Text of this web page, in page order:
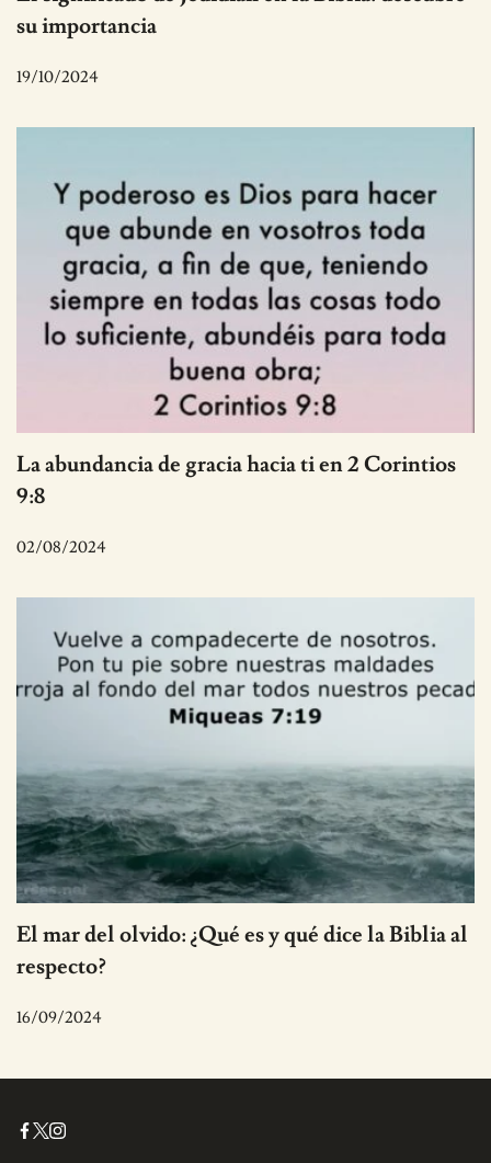
su importancia
19/10/2024
La abundancia de gracia hacia ti en 2 Corintios
9:8
02/08/2024
El mar del olvido: ¿Qué es y qué dice la Biblia al
respecto?
16/09/2024